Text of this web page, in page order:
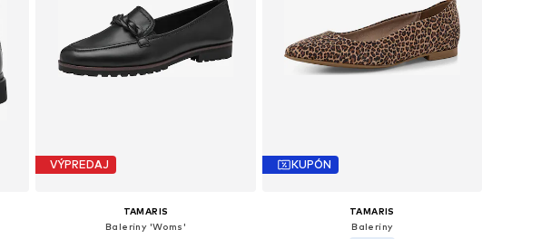
VÝPREDAJ
TAMARIS
Baleríny 'Woms'
KUPÓN
TAMARIS
Baleríny